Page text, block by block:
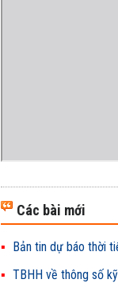
Các bài mới
Bản tin dự báo thời
TBHH về thông số